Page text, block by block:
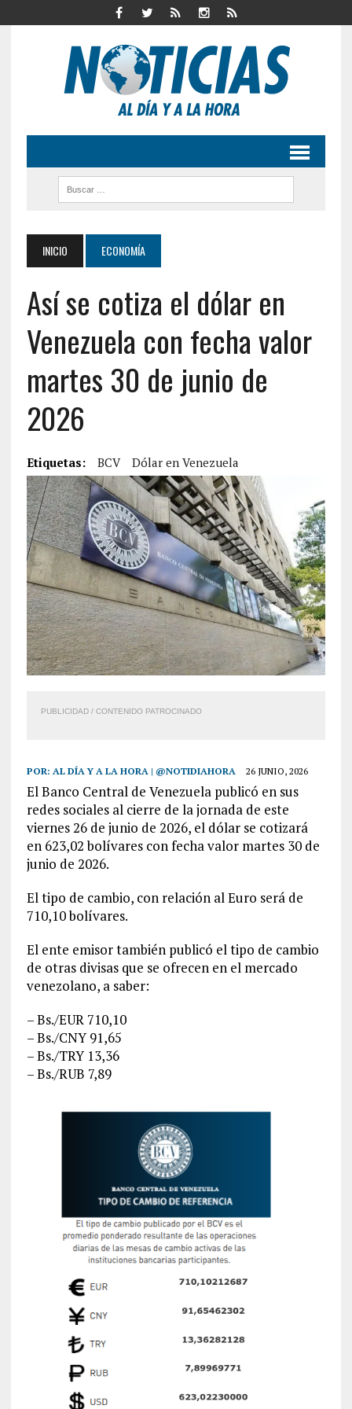
INICIO ECONOMÍA
Así se cotiza el dólar en
Venezuela con fecha valor
martes 30 de junio de
2026
Etiquetas: BCV Dólar en Venezuela
PUBLICIDAD / CONTENIDO PATROCINADO
POR: AL DÍA Y A LA HORA | @NOTIDIAHORA 26 JUNIO, 2026
El Banco Central de Venezuela publicó en sus
redes sociales al cierre de la jornada de este
viernes 26 de junio de 2026, el dólar se cotizará
en 623,02 bolívares con fecha valor martes 30 de
junio de 2026.
El tipo de cambio, con relación al Euro será de
710,10 bolívares.
El ente emisor también publicó el tipo de cambio
de otras divisas que se ofrecen en el mercado
venezolano, a saber:
– Bs./EUR 710,10
– Bs./CNY 91,65
– Bs./TRY 13,36
– Bs./RUB 7,89